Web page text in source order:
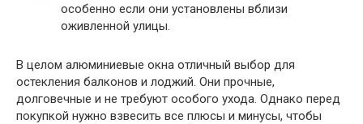
особенно если они установлены вблизи
оживленной улицы.
В целом алюминиевые окна отличный выбор для
остекления балконов и лоджий. Они прочные,
долговечные и не требуют особого ухода. Однако перед
покупкой нужно взвесить все плюсы и минусы, чтобы